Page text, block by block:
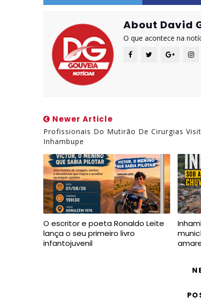
About David
O que acontece na
Newer Article
Profissionais Do Mutirão De Cirurgias
Inhambupe
O escritor e poeta Ronaldo Leite
lança o seu primeiro livro
infantojuvenil